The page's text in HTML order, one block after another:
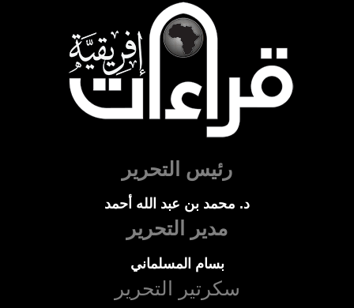
رئيس التحرير
د. محمد بن عبد الله أحمد
مدير التحرير
بسام المسلماني
سكرتير التحرير